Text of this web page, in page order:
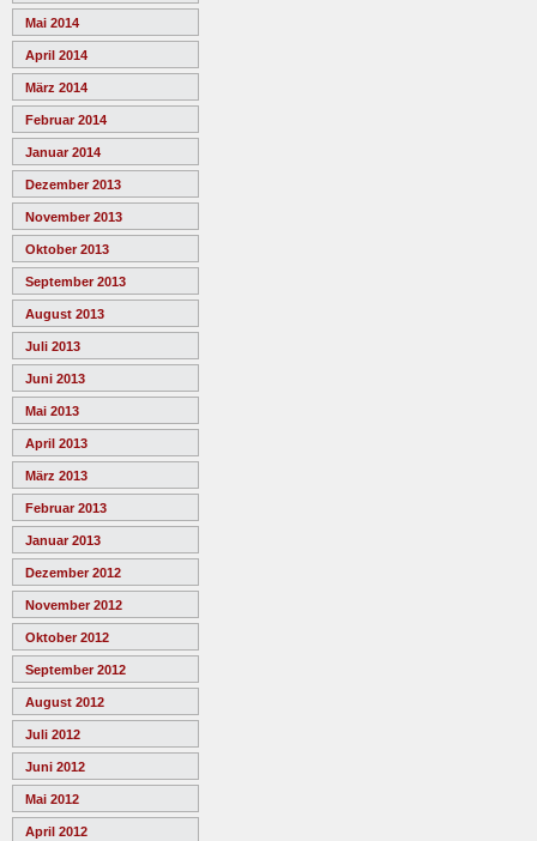
Mai 2014
April 2014
März 2014
Februar 2014
Januar 2014
Dezember 2013
November 2013
Oktober 2013
September 2013
August 2013
Juli 2013
Juni 2013
Mai 2013
April 2013
März 2013
Februar 2013
Januar 2013
Dezember 2012
November 2012
Oktober 2012
September 2012
August 2012
Juli 2012
Juni 2012
Mai 2012
April 2012